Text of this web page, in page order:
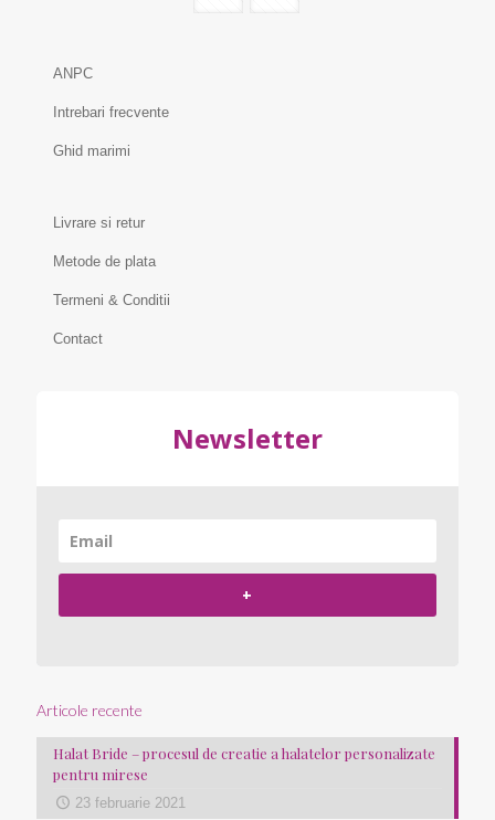
ANPC
Intrebari frecvente
Ghid marimi
Livrare si retur
Metode de plata
Termeni & Conditii
Contact
Newsletter
+
Articole recente
Halat Bride – procesul de creatie a halatelor personalizate
pentru mirese
23 februarie 2021